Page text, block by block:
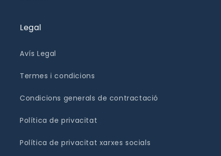
Legal
Avís Legal
Termes i condicions
Condicions generals de contractació
Política de privacitat
Política de privacitat xarxes socials